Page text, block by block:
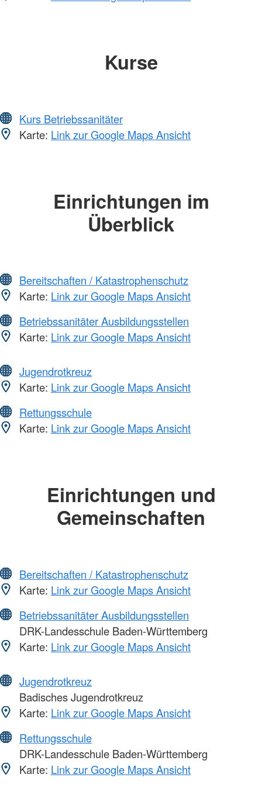
Kurse
Kurs Betriebssanitäter
Karte: Link zur Google Maps Ansicht
Einrichtungen im
Überblick
Bereitschaften / Katastrophenschutz
Karte: Link zur Google Maps Ansicht
Betriebssanitäter Ausbildungsstellen
Karte: Link zur Google Maps Ansicht
Jugendrotkreuz
Karte: Link zur Google Maps Ansicht
Rettungsschule
Karte: Link zur Google Maps Ansicht
Einrichtungen und
Gemeinschaften
Bereitschaften / Katastrophenschutz
Karte: Link zur Google Maps Ansicht
Betriebssanitäter Ausbildungsstellen
DRK-Landesschule Baden-Württemberg
Karte: Link zur Google Maps Ansicht
Jugendrotkreuz
Badisches Jugendrotkreuz
Karte: Link zur Google Maps Ansicht
Rettungsschule
DRK-Landesschule Baden-Württemberg
Karte: Link zur Google Maps Ansicht